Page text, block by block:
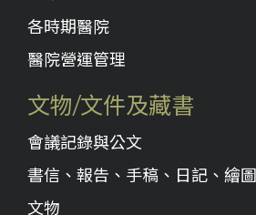
各時期醫院
醫院營運管理
文物/文件及藏書
會議記錄與公文
書信、報告、手稿、日記、繪圖
文物